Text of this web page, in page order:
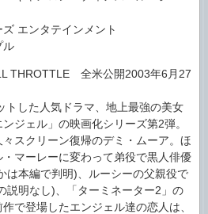
エンタテインメント
ル
THROTTLE 全米公開2003年6月27
トした人気ドラマ、地上最強の美女
ジェル」の映画化シリーズ第2弾。
スクリーン復帰のデミ・ムーア。ほ
マーレーに変わって弟役で黒人俳優
は本編で判明)、ルーシーの父親役で
説明なし)、「ターミネーター2」の
で登場したエンジェル達の恋人は、